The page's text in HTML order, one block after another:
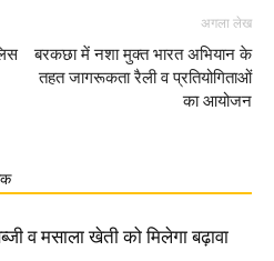
अगला लेख
बरकछा में नशा मुक्त भारत अभियान के
तहत जागरूकता रैली व प्रतियोगिताओं
का आयोजन
व मसाला खेती को मिलेगा बढ़ावा